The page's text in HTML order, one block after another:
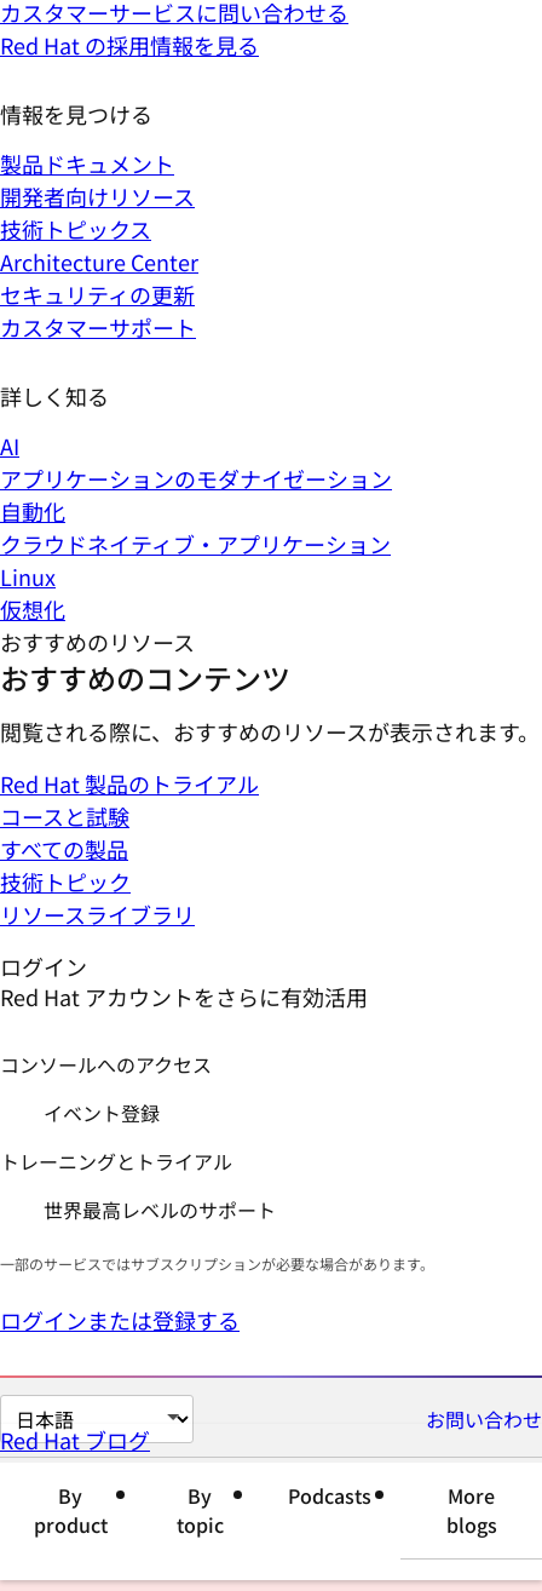
カスタマーサービスに問い合わせる
Red Hat の採用情報を見る
情報を見つける
製品ドキュメント
開発者向けリソース
技術トピックス
Architecture Center
セキュリティの更新
カスタマーサポート
詳しく知る
AI
アプリケーションのモダナイゼーション
自動化
クラウドネイティブ・アプリケーション
Linux
仮想化
おすすめのリソース
おすすめのコンテンツ
閲覧される際に、おすすめのリソースが表示されます。
Red Hat 製品のトライアル
コースと試験
すべての製品
技術トピック
リソースライブラリ
ログイン
Red Hat アカウントをさらに有効活用
コンソールへのアクセス
イベント登録
トレーニングとトライアル
世界最高レベルのサポート
一部のサービスではサブスクリプションが必要な場合があります。
ログインまたは登録する
ペ
ー
語
お問い合わせ
Red Hat ブログ
By
product
By
topic
Podcasts
More
blogs